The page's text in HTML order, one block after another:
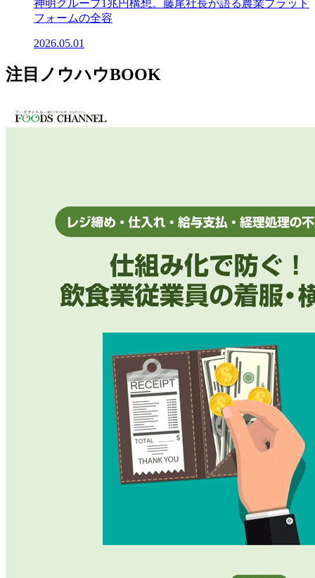
神明グループ1兆円構想。藤尾社長が語る農業プラット
フォームの全容
2026.05.01
注目ノウハウBOOK